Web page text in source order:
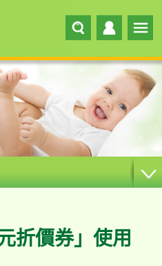
折價券」使用